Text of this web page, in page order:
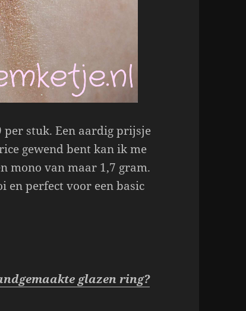
per stuk. Een aardig prijsje
gewend bent kan ik me
mono van maar 1,7 gram.
en perfect voor een basic
glazen ring?